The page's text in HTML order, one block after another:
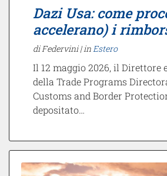
Dazi Usa: come
accelerano) i
di Federvini | in Estero
Il 12 maggio 2026, il Direttore
della Trade Programs
Customs and Border
depositato…